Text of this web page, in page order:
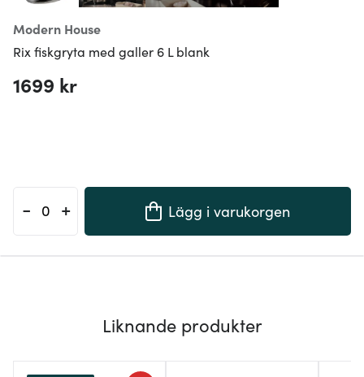
Modern House
Rix fiskgryta med galler 6 L blank
1699 kr
- + Lägg i varukorgen
Liknande produkter